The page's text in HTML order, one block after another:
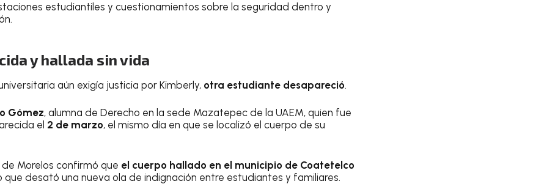
estudiantiles y cuestionamientos sobre la seguridad dentro y
y hallada sin vida
aún exigía justicia por Kimberly, otra estudiante desapareció.
Gómez, alumna de Derecho en la sede Mazatepec de la UAEM, quien fue
el 2 de marzo, el mismo día en que se localizó el cuerpo de su
de Morelos confirmó que el cuerpo hallado en el municipio de Coatetelco
que desató una nueva ola de indignación entre estudiantes y familiares.